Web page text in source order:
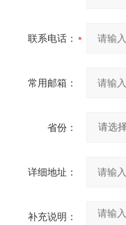
联系电话：
常用邮箱：
省份：
详细地址：
补充说明：